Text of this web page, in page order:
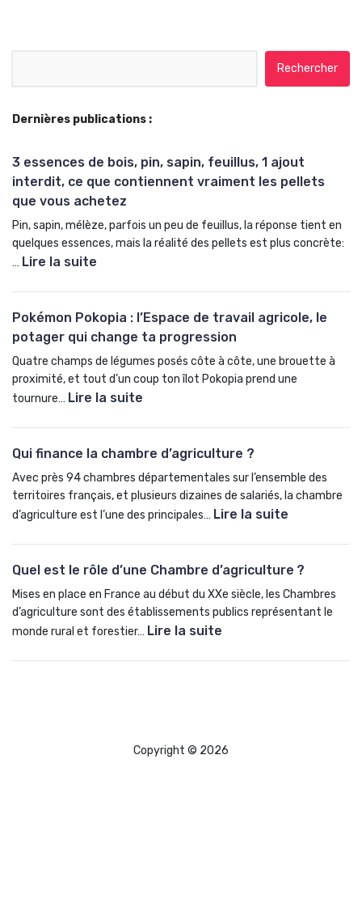
Dernières publications :
3 essences de bois, pin, sapin, feuillus, 1 ajout
interdit, ce que contiennent vraiment les pellets
que vous achetez
Pin, sapin, mélèze, parfois un peu de feuillus, la réponse tient en
quelques essences, mais la réalité des pellets est plus concrète:
… Lire la suite
e
s
s
e
n
s
d
e
b
s
,
p
i
Pokémon Pokopia : l’Espace de travail agricole, le
potager qui change ta progression
Quatre champs de légumes posés côte à côte, une brouette à
proximité, et tout d’un coup ton îlot Pokopia prend une
tournure… Lire la suite
o
k
é
m
P
o
k
o
’
Qui finance la chambre d’agriculture ?
Avec près 94 chambres départementales sur l’ensemble des
territoires français, et plusieurs dizaines de salariés, la chambre
d’agriculture est l’une des principales… Lire la suite
u
i
f
Quel est le rôle d’une Chambre d’agriculture ?
Mises en place en France au début du XXe siècle, les Chambres
d’agriculture sont des établissements publics représentant le
monde rural et forestier… Lire la suite
e
Copyright © 2026